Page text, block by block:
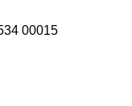
00015